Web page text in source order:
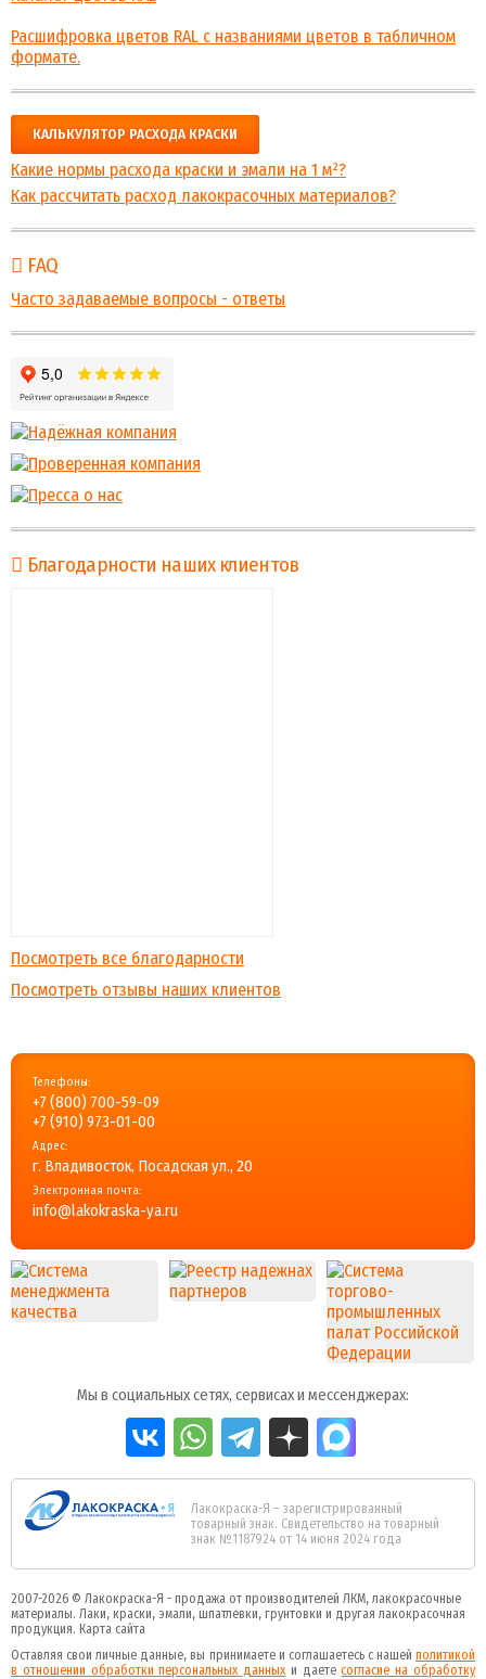
Расшифровка цветов RAL с названиями цветов в табличном
формате.
КАЛЬКУЛЯТОР РАСХОДА КРАСКИ
Какие нормы расхода краски и эмали на 1 м²?
Как рассчитать расход лакокрасочных материалов?
FAQ
Часто задаваемые вопросы - ответы
Благодарности наших клиентов
Посмотреть все благодарности
Посмотреть отзывы наших клиентов
Телефоны:
+7 (800) 700-59-09
+7 (910) 973-01-00
Адрес:
г. Владивосток, Посадская ул., 20
Электронная почта:
info@lakokraska-ya.ru
Мы в социальных сетях, сервисах и мессенджерах:
Лакокраска-Я – зарегистрированный
товарный знак. Свидетельство на товарный
знак №1187924 от 14 июня 2024 года
2007-2026 © Лакокраска-Я - продажа от производителей ЛКМ, лакокрасочные
материалы. Лаки, краски, эмали, шпатлевки, грунтовки и другая лакокрасочная
продукция. Карта сайта
Оставляя свои личные данные, вы принимаете и соглашаетесь с нашей политикой
в отношении обработки персональных данных и даетеcогласие на обработку